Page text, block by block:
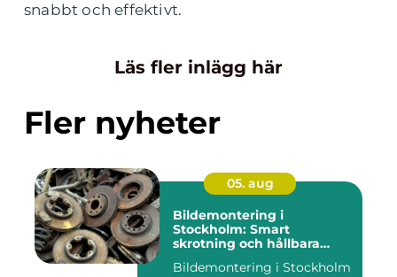
snabbt och effektivt.
Läs fler inlägg här
Fler nyheter
05. aug
Bildemontering i
Stockholm: Smart
skrotning och hållbara
Bildemontering i Stockholm